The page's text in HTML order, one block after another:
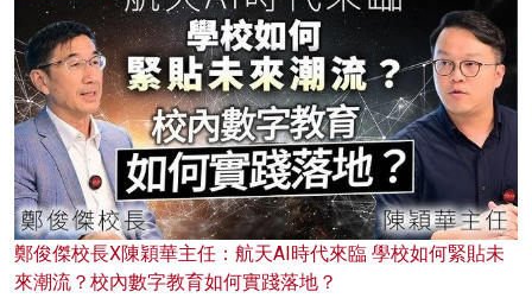
鄭俊傑校長X陳穎華主任：航天AI時代來臨 學校如何緊貼未
來潮流？校內數字教育如何實踐落地？